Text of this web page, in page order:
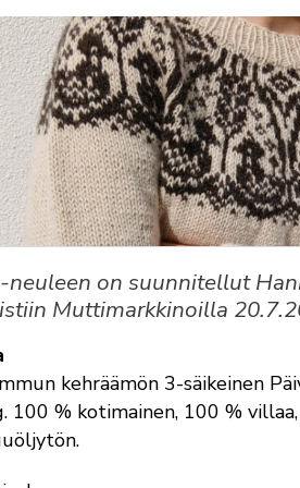
neuleen on suunnitellut
Muttimarkkinoilla
kehräämön 3-säikeinen
100 % kotimainen, 100 %